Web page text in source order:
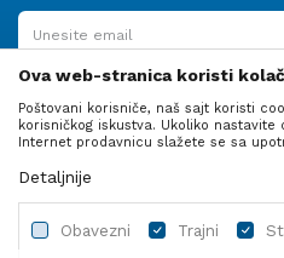
PRATITE NAS
Ova web-stranica koristi
Poštovani korisniče, naš sajt koristi
korisničkog iskustva. Ukoliko
Internet prodavnicu slažete se sa
Detaljnije
Obavezni Trajni